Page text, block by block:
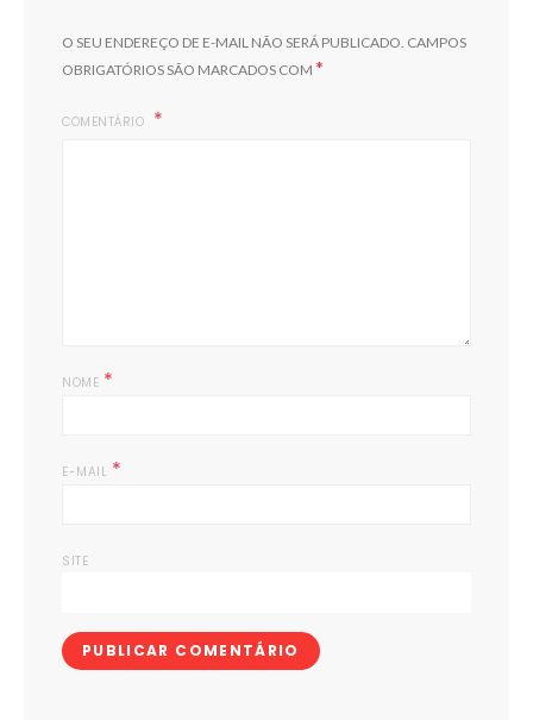
O SEU ENDEREÇO DE E-MAIL NÃO SERÁ PUBLICADO. CAMPOS
OBRIGATÓRIOS SÃO MARCADOS COM *
COMENTÁRIO
NOME *
E-MAIL *
SITE